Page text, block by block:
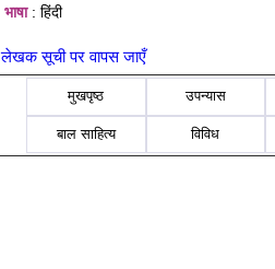
भाषा: हिंदी
लेखक सूची पर वापस जाएँ
मुखपृष्ठ उपन्यास
बाल साहित्य विविध